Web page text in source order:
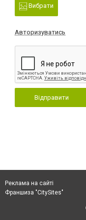
Вибрати
Авторизуватись
Відправити
Реклама на сайті
Франшиза "CitySites"